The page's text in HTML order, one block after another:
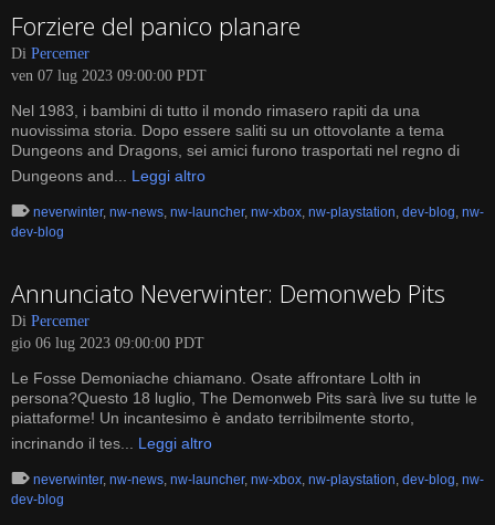
Forziere del panico planare
Di Percemer
ven 07 lug 2023 09:00:00 PDT
Nel 1983, i bambini di tutto il mondo rimasero rapiti da una
nuovissima storia. Dopo essere saliti su un ottovolante a tema
Dungeons and Dragons, sei amici furono trasportati nel regno di
Dungeons and... Leggi altro
neverwinter, nw-news, nw-launcher, nw-xbox, nw-playstation, dev-blog, nw-
dev-blog
Annunciato Neverwinter: Demonweb Pits
Di Percemer
gio 06 lug 2023 09:00:00 PDT
Le Fosse Demoniache chiamano. Osate affrontare Lolth in
persona?Questo 18 luglio, The Demonweb Pits sarà live su tutte le
piattaforme! Un incantesimo è andato terribilmente storto,
incrinando il tes... Leggi altro
neverwinter, nw-news, nw-launcher, nw-xbox, nw-playstation, dev-blog, nw-
dev-blog